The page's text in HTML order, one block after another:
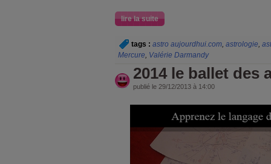
lire la suite
tags : astro aujourdhui.com, astrologie,
Mercure, Valérie Darmandy
2014 le ballet des
publié le 29/12/2013 à 14:00